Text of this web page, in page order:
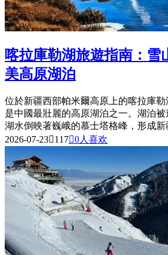
喀拉庫勒湖旅遊指南：雪
美高原湖泊
位於新疆西部帕米爾高原上的喀拉庫勒
是中國最壯麗的高原湖泊之一。湖泊
湖水倒映著巍峨的慕士塔格峰，形成新
2026-07-231170人喜欢